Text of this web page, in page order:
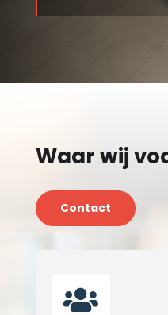
Waar wij
Contact
